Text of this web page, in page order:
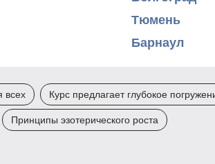
Тюмень
Барнаул
всех Курс предлагает глубокое
Принципы эзотерического роста